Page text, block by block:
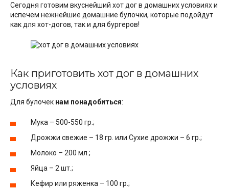
Сегодня готовим вкуснейший хот дог в домашних условиях и
испечем нежнейшие домашние булочки, которые подойдут
как для хот-догов, так и для бургеров!
Как приготовить хот дог в домашних
условиях
Для булочек нам понадобиться:
Мука – 500-550 гр.;
Дрожжи свежие – 18 гр. или Сухие дрожжи – 6 гр.;
Молоко – 200 мл.;
Яйца – 2 шт.;
Кефир или ряженка – 100 гр.;